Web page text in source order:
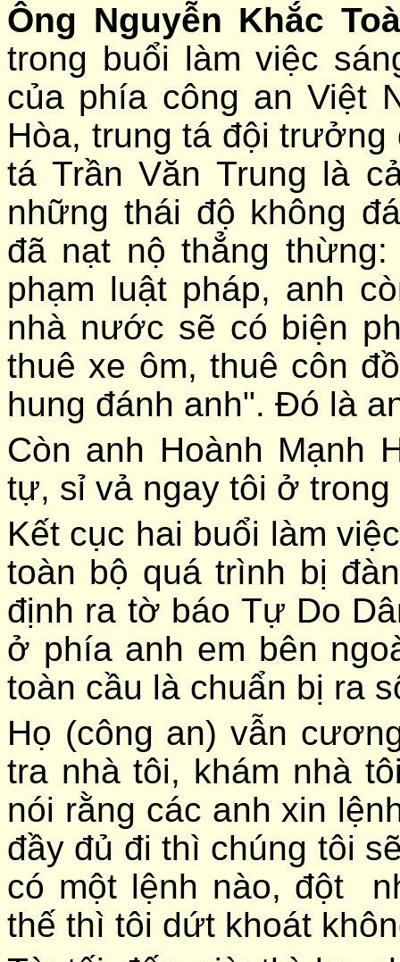
Ông Nguyễn Khắc
trong buổi làm việc
của phía công an Việt
Hòa, trung tá đội
tá Trần Văn Trung là
những thái độ không
đã nạt nộ thẳng
phạm luật pháp, anh
nhà nước sẽ có biện
thuê xe ôm, thuê côn
hung đánh anh". Đó là
Còn anh Hoành Mạnh
tự, sỉ vả ngay tôi ở
Kết cục hai buổi làm
toàn bộ quá trình bị
định ra tờ báo Tự Do
ở phía anh em bên
toàn cầu là chuẩn bị ra
Họ (công an) vẫn
tra nhà tôi, khám nhà
nói rằng các anh xin
đầy đủ đi thì chúng tôi
có một lệnh nào, đột
thế thì tôi dứt khoát